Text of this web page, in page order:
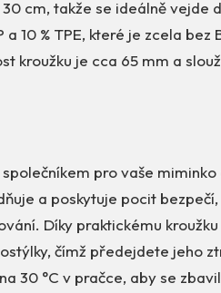
cm, takže se ideálně vejde
10 % TPE, které je zcela bez
kroužku je cca 65 mm a
pro vaše
a poskytuje pocit bezpečí,
Díky praktickému
čímž předejdete jeho
30 °C v pračce, aby se